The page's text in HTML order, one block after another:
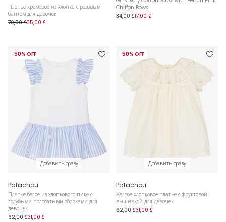
Платье кремовое из хлопка с розовым
бантом для девочек
70,00 £35,00 £
Chiffon Bows
34,00 £17,00 £
50% OFF
Добавить сразу
Patachou
Платье белое из хлопкового пике с
голубыми полосатыми оборками для
девочек
62,00 £31,00 £
50% OFF
Добавить сразу
Patachou
Желтое хлопковое платье с фруктовой
вышивкой для девочек
62,00 £31,00 £